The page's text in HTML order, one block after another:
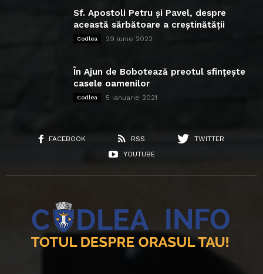
Sf. Apostoli Petru și Pavel, despre
această sărbătoare a creștinătății
Codlea 29 iunie 2022
În Ajun de Bobotează preotul sfințește
casele oamenilor
Codlea 5 ianuarie 2021
FACEBOOK RSS
TWITTER
YOUTUBE